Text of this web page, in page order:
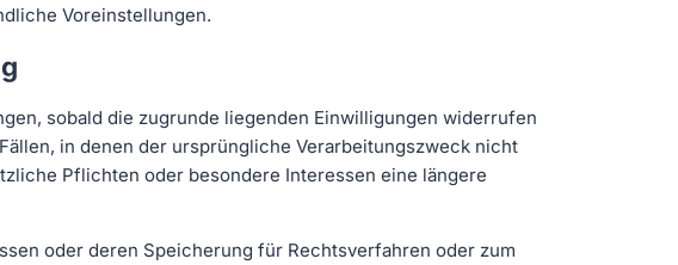
Voreinstellungen.
sobald die zugrunde liegenden Einwilligungen widerrufen
in denen der ursprüngliche Verarbeitungszweck nicht
Pflichten oder besondere Interessen eine längere
oder deren Speicherung für Rechtsverfahren oder zum